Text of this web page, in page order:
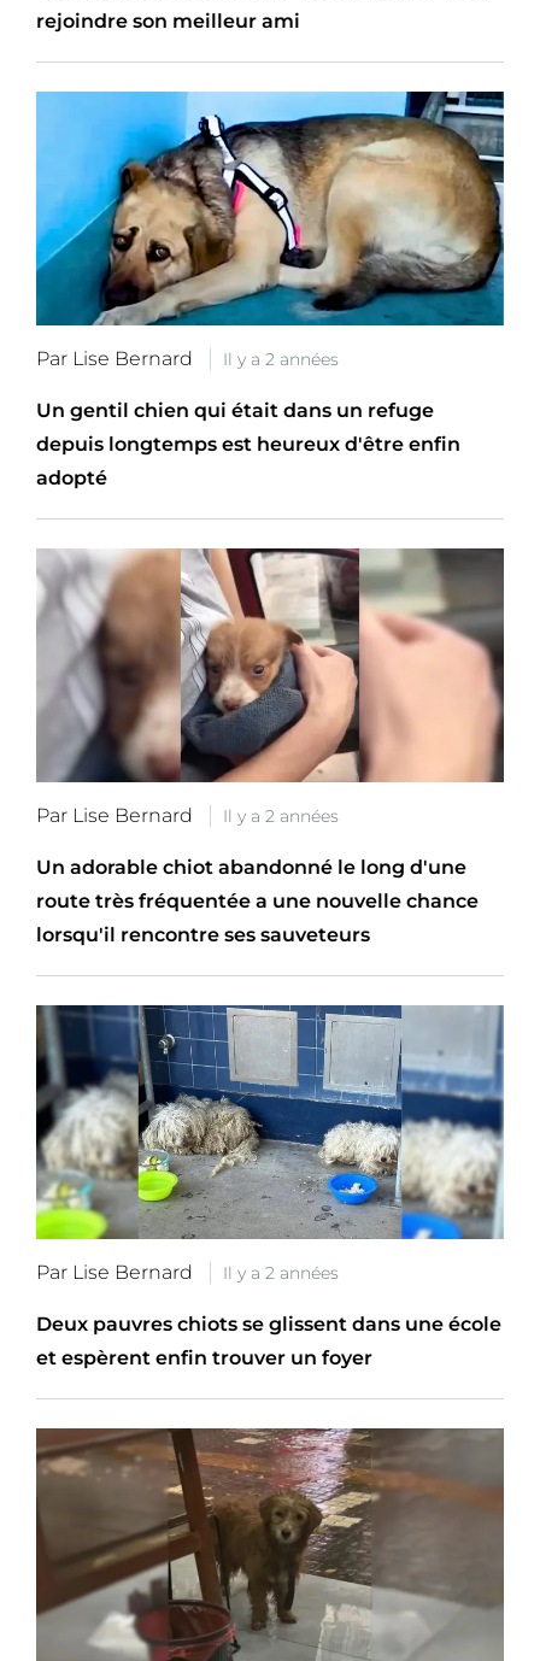
rejoindre son meilleur ami
Par Lise Bernard Il y a 2 années
Un gentil chien qui était dans un refuge
depuis longtemps est heureux d'être enfin
adopté
Par Lise Bernard Il y a 2 années
Un adorable chiot abandonné le long d'une
route très fréquentée a une nouvelle chance
lorsqu'il rencontre ses sauveteurs
Par Lise Bernard Il y a 2 années
Deux pauvres chiots se glissent dans une école
et espèrent enfin trouver un foyer